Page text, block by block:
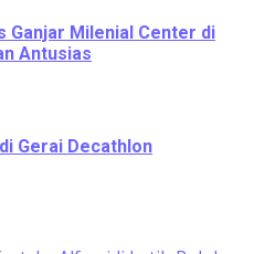
Ganjar Milenial Center di
Antusias
Gerai Decathlon